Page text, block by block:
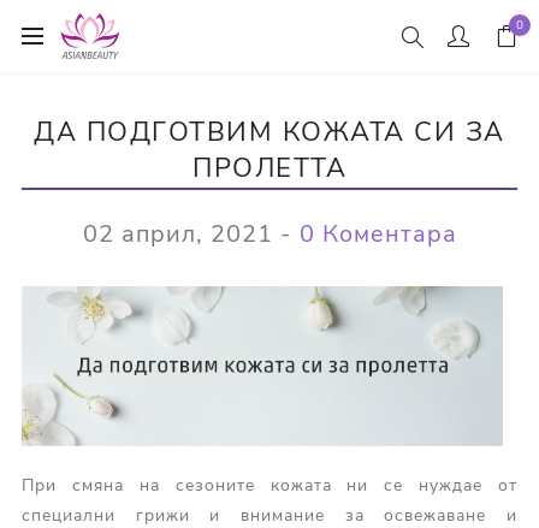
0
ДА ПОДГОТВИМ КОЖАТА СИ ЗА
ПРОЛЕТТА
02 април, 2021 - 0 Коментара
При смяна на сезоните кожата ни се нуждае от
специални грижи и внимание за освежаване и